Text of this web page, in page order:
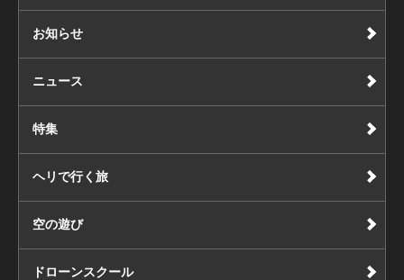
お知らせ
ニュース
特集
ヘリで行く旅
空の遊び
ドローンスクール